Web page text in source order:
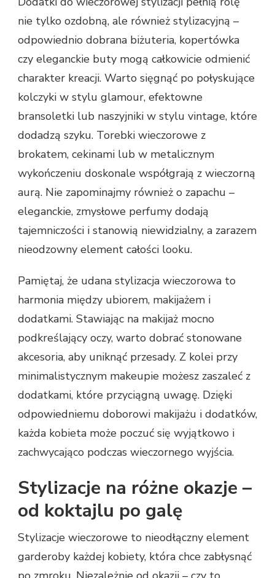
nie tylko ozdobną, ale również stylizacyjną –
odpowiednio dobrana biżuteria, kopertówka
czy eleganckie buty mogą całkowicie odmienić
charakter kreacji. Warto sięgnąć po połyskujące
kolczyki w stylu glamour, efektowne
bransoletki lub naszyjniki w stylu vintage, które
dodadzą szyku. Torebki wieczorowe z
brokatem, cekinami lub w metalicznym
wykończeniu doskonale współgrają z wieczorną
aurą. Nie zapominajmy również o zapachu –
eleganckie, zmysłowe perfumy dodają
tajemniczości i stanowią niewidzialny, a zarazem
nieodzowny element całości looku.
Pamiętaj, że udana stylizacja wieczorowa to
harmonia między ubiorem, makijażem i
dodatkami. Stawiając na makijaż mocno
podkreślający oczy, warto dobrać stonowane
akcesoria, aby uniknąć przesady. Z kolei przy
minimalistycznym makeupie możesz zaszaleć z
dodatkami, które przyciągną uwagę. Dzięki
odpowiedniemu doborowi makijażu i dodatków,
każda kobieta może poczuć się wyjątkowo i
zachwycająco podczas wieczornego wyjścia.
Stylizacje na różne okazje –
od koktajlu po galę
Stylizacje wieczorowe to nieodłączny element
garderoby każdej kobiety, która chce zabłysnąć